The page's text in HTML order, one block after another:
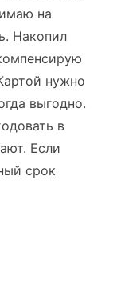
на
Накопил
нужно
выгодно.
в
Если
срок